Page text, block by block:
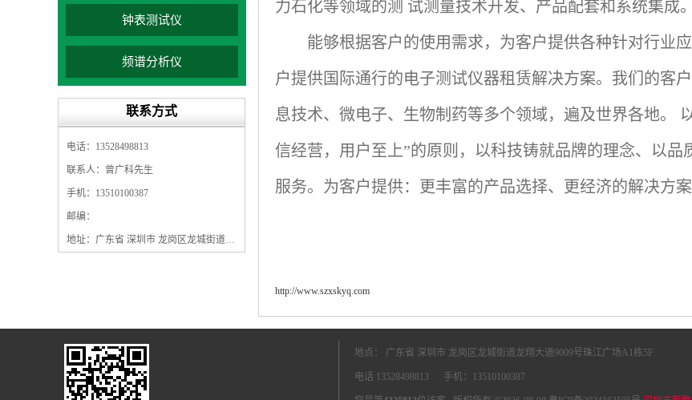
钟表测试仪
频谱分析仪
联系方式
电话：13528498813
联系人：曾广科先生
手机：13510100387
邮编：
地址：广东省 深圳市 龙岗区龙城街道龙翔大道9009号珠江广场A1栋5F
力石化等领域的测 试测量技术开发、产品配套和系统集成。
能够根据客户的使用需求，为客户提供各种针对行业
户提供国际通行的电子测试仪器租赁解决方案。我们的客
息技术、微电子、生物制药等多个领域，遍及世界各地。
信经营，用户至上”的原则，以科技铸就品牌的理念、以
服务。为客户提供：更丰富的产品选择、更经济的解决方
http://www.szxskyq.com
地点： 广东省 深圳市 龙岗区龙城街道龙翔大道9009号珠江广场A1栋5F
电话 13528498813 手机：13510100387